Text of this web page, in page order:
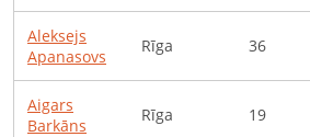
Aleksejs
Apanasovs
Rīga 36
Aigars
Barkāns
Rīga 19